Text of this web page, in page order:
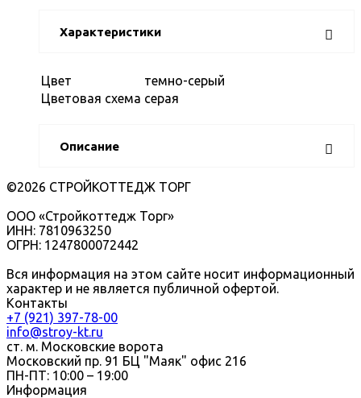
Характеристики
Цвет
темно-серый
Цветовая схема серая
Описание
©2026 СТРОЙКОТТЕДЖ ТОРГ
ООО «Стройкоттедж Торг»
ИНН: 7810963250
ОГРН: 1247800072442
Вся информация на этом сайте носит информационный
характер и не является публичной офертой.
Контакты
+7 (921) 397-78-00
info@stroy-kt.ru
ст. м. Московские ворота
Московский пр. 91 БЦ "Маяк" офис 216
ПН-ПТ: 10:00 – 19:00
Информация